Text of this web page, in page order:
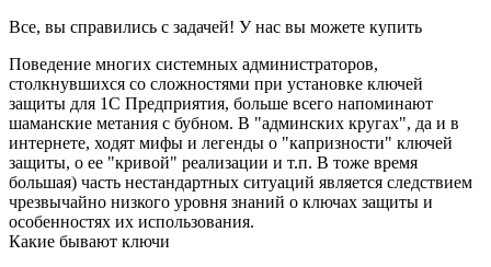
Все, вы справились с задачей! У нас вы можете купить
Поведение многих системных администраторов,
столкнувшихся со сложностями при установке ключей
защиты для 1С Предприятия, больше всего напоминают
шаманские метания с бубном. В "админских кругах", да и в
интернете, ходят мифы и легенды о "капризности" ключей
защиты, о ее "кривой" реализации и т.п. В тоже время
большая) часть нестандартных ситуаций является следствием
чрезвычайно низкого уровня знаний о ключах защиты и
особенностях их использования.
Какие бывают ключи